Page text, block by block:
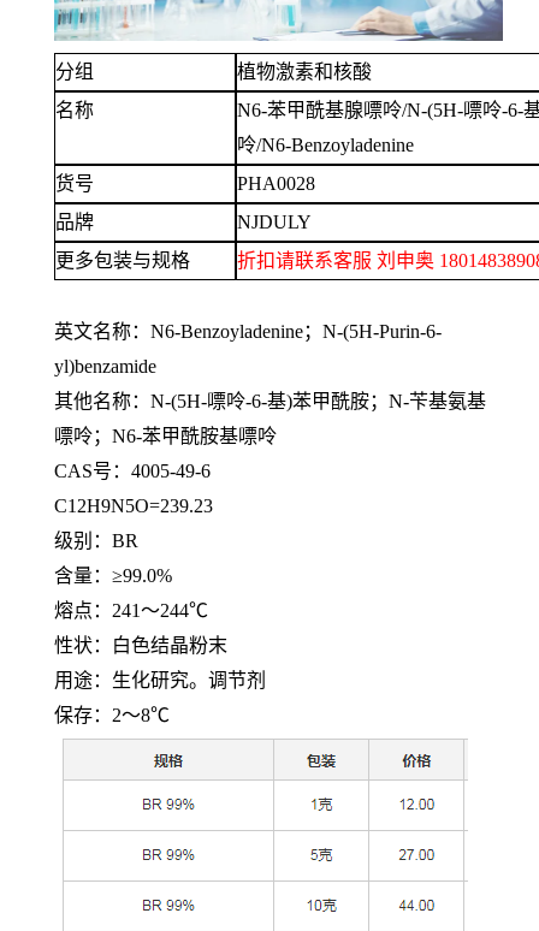
分组
植物激素和核酸
名称
N6-苯甲酰基腺嘌呤/N-(5H-嘌呤-6-
呤/N6-Benzoyladenine
货号
PHA0028
品牌
NJDULY
更多包装与规格
折扣请联系客服 刘申奥
英文名称： N6-Benzoyladenine；N-(5H-Purin-6-
yl)benzamide
其他名称： N-(5H-嘌呤-6-基)苯甲酰胺；N-苄基氨基
嘌呤；N6-苯甲酰胺基嘌呤
CAS号：4005-49-6
C12H9N5O=239.23
级别： BR
含量： ≥99.0%
熔点： 241～244℃
性状：白色结晶粉末
用途：生化研究。调节剂
保存： 2～8℃